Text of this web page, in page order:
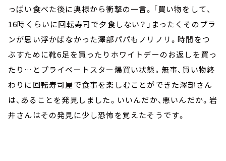
っぱい食べた後に奥様から衝撃の一言。「買い物をして、
16時くらいに回転寿司で夕食しない？」まったくそのプラ
ンが思い浮かばなかった澤部パパもノリノリ。時間をつ
ぶすために靴6足を買ったりホワイトデーのお返しを買っ
たり…とプライベートスター爆買い状態。無事、買い物終
わりに回転寿司屋で食事を楽しむことができた澤部さん
は、あることを発見しました。いいんだか、悪いんだか。岩
井さんはその発見に少し恐怖を覚えたそうです。